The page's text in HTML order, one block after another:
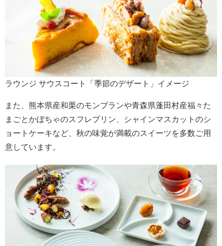
ラウンジ サウスコート「季節のデザート」イメージ
また、熊本県産和栗のモンブランや青森県蓬田村産福々た
まごとかぼちゃのスフレプリン、シャインマスカットのシ
ョートケーキなど、秋の味覚が満載のスイーツを多数ご用
意しています。